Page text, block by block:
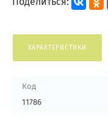
ХАРАКТЕРИСТИКИ
Код
11786